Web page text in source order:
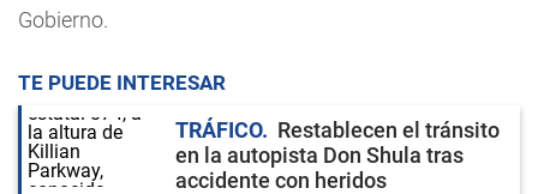
Gobierno.
TE PUEDE INTERESAR
TRÁFICO
Restablecen el tránsito
en la autopista Don Shula tras
accidente con heridos